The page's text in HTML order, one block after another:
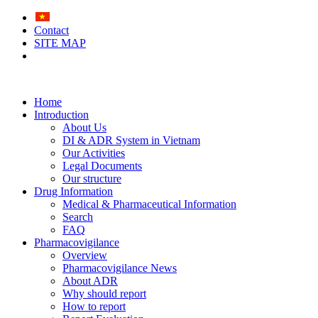
Contact
SITE MAP
Home
Introduction
About Us
DI & ADR System in Vietnam
Our Activities
Legal Documents
Our structure
Drug Information
Medical & Pharmaceutical Information
Search
FAQ
Pharmacovigilance
Overview
Pharmacovigilance News
About ADR
Why should report
How to report